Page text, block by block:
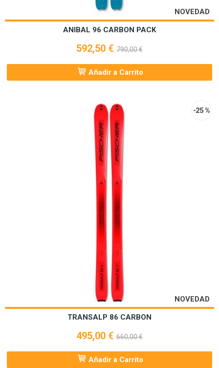
NOVEDAD
ANIBAL 96 CARBON PACK
592,50 € 790,00 €
Añadir a Carrito
NOVEDAD
-25 %
TRANSALP 86 CARBON
495,00 € 660,00 €
Añadir a Carrito